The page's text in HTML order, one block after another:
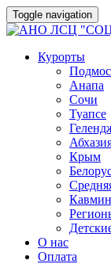
Toggle navigation
Курорты
Анапа
Сочи
Туапсе
Крым
О нас
Оплата